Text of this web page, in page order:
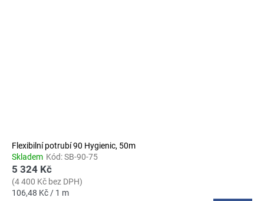
Flexibilní potrubí 90 Hygienic, 50m
Skladem Kód:SB-90-75
5 324 Kč
(4 400 Kč bez DPH)
Měrná
106,48 Kč / 1 m